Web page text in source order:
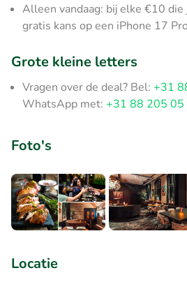
Alleen vandaag: bij elke €10
gratis kans op een iPhone 17
Grote kleine letters
Vragen over de deal? Bel: +31
WhatsApp met: +31 88 205 05
Foto's
Locatie